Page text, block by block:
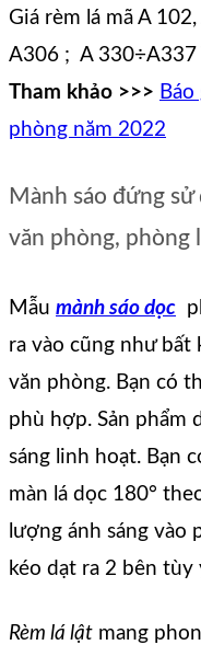
Giá rèm lá mã A
A306 ; A 330÷A337
Tham khảo >>>
phòng năm 2022
Mành sáo đứng
văn phòng, phòng
Mẫu mành sáo dọc
ra vào cũng như bất
văn phòng. Bạn có
phù hợp. Sản phẩm
sáng linh hoạt. Bạn
màn lá dọc 180°
lượng ánh sáng vào
kéo dạt ra 2 bên tùy
Rèm lá lật mang